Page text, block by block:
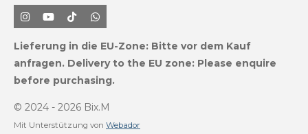
I
n
t
a
r
m
Y
o
T
u
e
T
i
k
T
o
W
h
t
s
p
Lieferung in die EU-Zone: Bitte vor dem Kauf
anfragen. Delivery to the EU zone: Please enquire
before purchasing.
© 2024 - 2026 Bix.M
Mit Unterstützung von Webador